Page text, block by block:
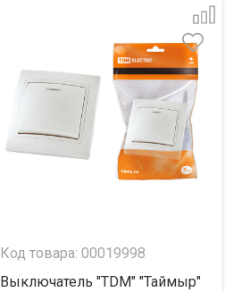
Код товара: 00019998
Выключатель "TDM" "Таймыр"